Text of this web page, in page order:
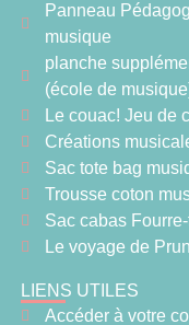
Panneau
musique
planche
(école de
Le couac! Jeu de
Créations
Sac tote bag
Trousse coton
Sac cabas
Le voyage de
LIENS UTILES
Accéder à votre